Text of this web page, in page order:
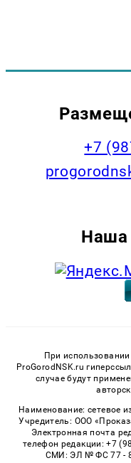
+7
Наша
При
ProGorodNSK.ru
случае будут
Наименование: сетевое
Учредитель: ООО
Электронная почта
телефон редакции: +7
СМИ: ЭЛ № ФС 77 -